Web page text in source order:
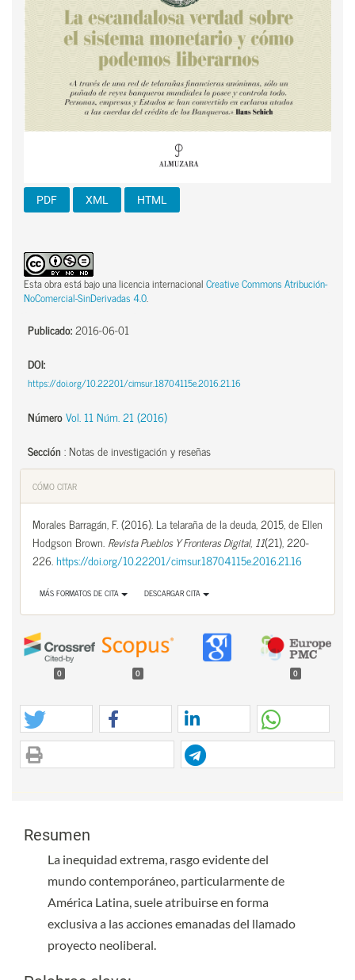
PDF XML HTML
Esta obra está bajo una licencia internacionalCreative Commons Atribución-
NoComercial-SinDerivadas 4.0.
Publicado:2016-06-01
DOI:
https://doi.org/10.22201/cimsur.18704115e.2016.21.16
NúmeroVol. 11 Núm. 21 (2016)
Sección :Notas de investigación y reseñas
CÓMO CITAR
Morales Barragán, F. (2016). La telaraña de la deuda, 2015, de Ellen
Hodgson Brown. Revista Pueblos Y Fronteras Digital, 11(21), 220-
226.https://doi.org/10.22201/cimsur.18704115e.2016.21.16
MÁS FORMATOS DE CITA DESCARGAR CITA
0 0 0
Resumen
La inequidad extrema, rasgo evidente del
mundo contemporáneo, particularmente de
América Latina, suele atribuirse en forma
exclusiva a las acciones emanadas del llamado
proyecto neoliberal.